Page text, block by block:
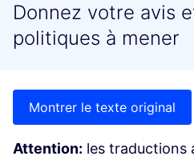
Donnez votre avis
politiques à mener
Montrer le texte original
Attention: les traductions